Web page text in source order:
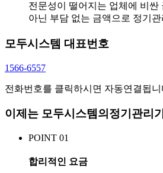
전문성이 떨어지는 업체에 비싼
아닌 부담 없는 금액으로 정기
모두시스템 대표번호
1566-6557
전화번호를 클릭하시면 자동연결됩니
이제는 모두시스템의 정기관리
POINT 01
합리적인 요금